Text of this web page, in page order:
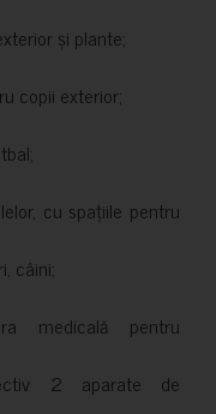
și plante;
copii exterior;
cu spațiile pentru
câini;
medicală pentru
2 aparate de